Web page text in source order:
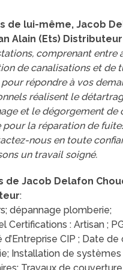
de lui-même, Jacob
Alain (Ets)
comprenant entre
de canalisations et de
répondre à vos
réalisent le
et le dégorgement de
pour la réparation de
nous en toute
un travail soigné.
de Jacob Delafon
:
dépannage plomberie;
Certifications : Artisan ;
d’Entreprise CIP ; Date de
Installation de